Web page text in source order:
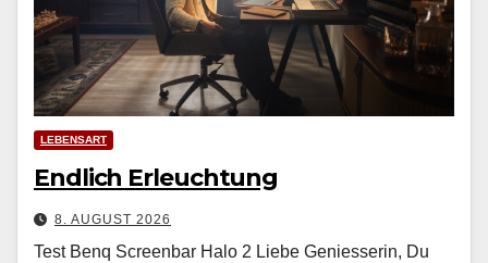
LEBENSART
Endlich Erleuchtung
8. AUGUST 2026
Test Benq Screenbar Halo 2 Liebe Geniesserin, Du